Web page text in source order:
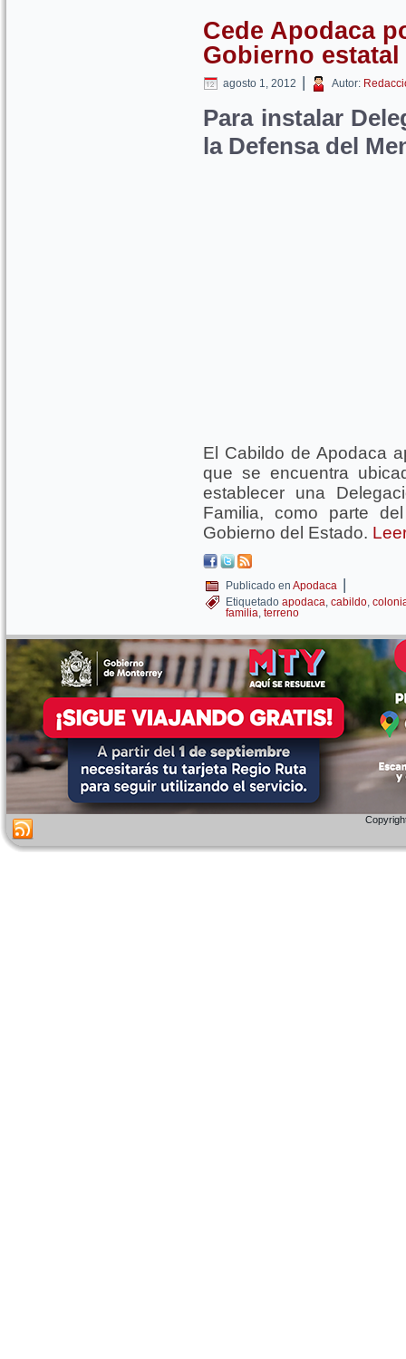
Cede Apodaca
Gobierno estatal
agosto 1, 2012 | Autor:
Para instalar
la Defensa del
El Cabildo de Apodaca
que se encuentra
establecer una
Familia, como parte
Gobierno del Estado.
Publicado en Apodaca |
Etiquetado apodaca, cabildo,
familia, terreno